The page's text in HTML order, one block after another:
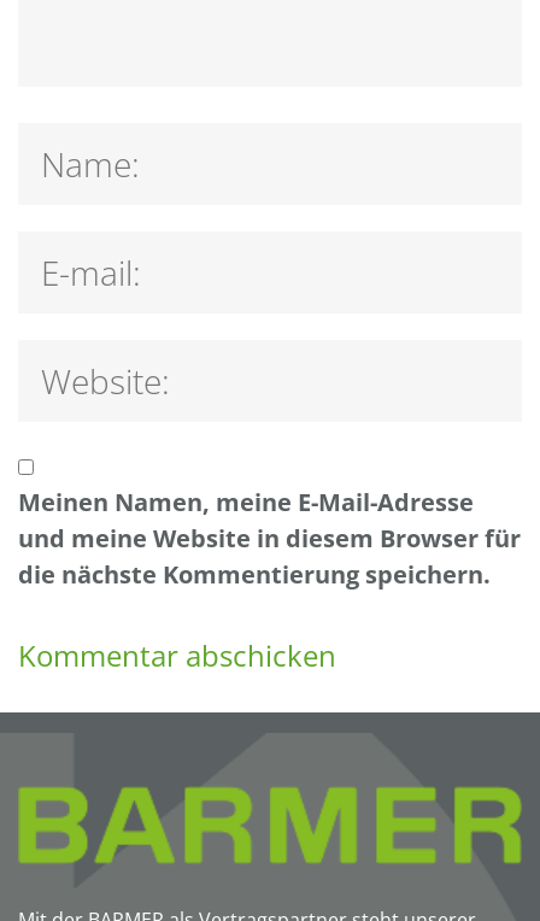
Meinen Namen, meine E-Mail-Adresse
und meine Website in diesem Browser für
die nächste Kommentierung speichern.